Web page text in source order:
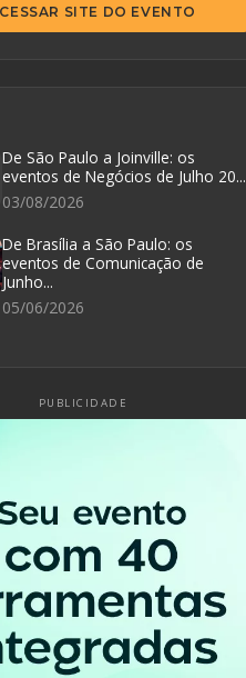
SITE DO EVENTO
De São Paulo a Joinville: os
eventos de Negócios de Julho 20...
03/08/2026
De Brasília a São Paulo: os
eventos de Comunicação de
Junho...
05/06/2026
PUBLICIDADE